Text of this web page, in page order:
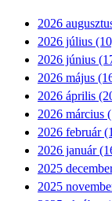
2026
2026 július
2026 június
2026 május
2026 április
2026 március
2026 február
2026 január
2025
2025